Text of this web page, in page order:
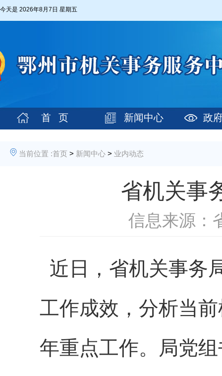
今天是 2026年8月7日 星期五
首 页 新闻中心 政
当前位置 :首页 > 新闻中心 > 业内动态
省机关事
信息来源：
近日
，省机关事务
工作成效，分析当
年重点工作。局党